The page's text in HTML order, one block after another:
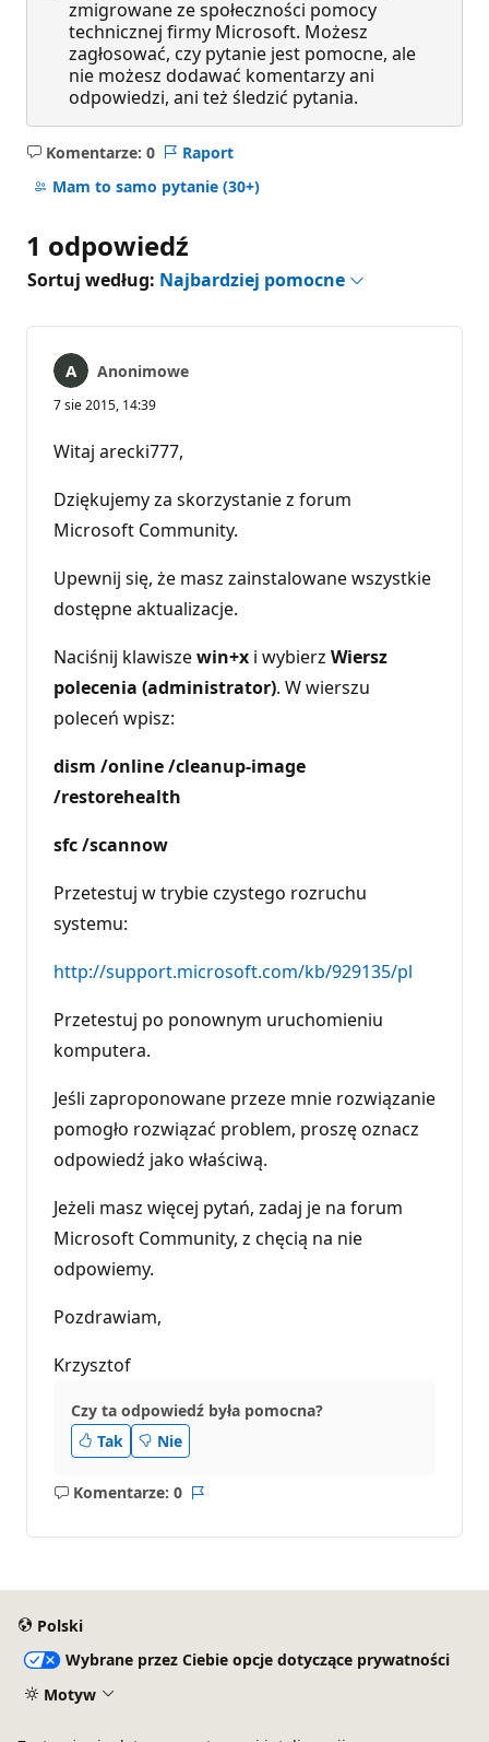
zmigrowane ze społeczności pomocy
technicznej firmy Microsoft. Możesz
zagłosować, czy pytanie jest pomocne, ale
nie możesz dodawać komentarzy ani
odpowiedzi, ani też śledzić pytania.
Komentarze: 0
Brak
komentarzy
Raport
Mam to samo pytanie (30+)
1 odpowiedź
Sortuj według: Najbardziej pomocne
Anonimowe
7 sie 2015, 14:39
Witaj arecki777,
Dziękujemy za skorzystanie z forum
Microsoft Community.
Upewnij się, że masz zainstalowane wszystkie
dostępne aktualizacje.
Naciśnij klawiszewin+x i wybierz Wiersz
polecenia (administrator). W wierszu
poleceń wpisz:
dism /online /cleanup-image
/restorehealth
sfc /scannow
Przetestuj w trybie czystego rozruchu
systemu:
http://support.microsoft.com/kb/929135/pl
Przetestuj po ponownym uruchomieniu
komputera.
Jeśli zaproponowane przeze mnie rozwiązanie
pomogło rozwiązać problem, proszę oznacz
odpowiedź jako właściwą.
Jeżeli masz więcej pytań, zadaj je na forum
Microsoft Community, z chęcią na nie
odpowiemy.
Pozdrawiam,
Krzysztof
Czy ta odpowiedź była pomocna?
Tak
Nie
Komentarze: 0
Brak
Polski
Wybrane przez Ciebie opcje dotyczące prywatności
Motyw